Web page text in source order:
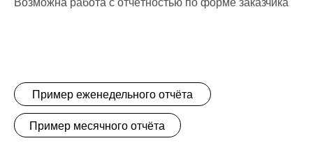
Давайте обсудим ваш проект